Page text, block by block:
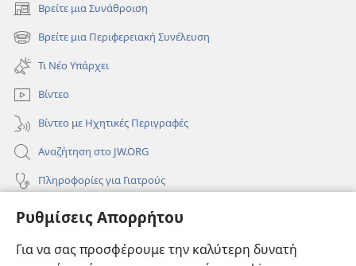
Ρυθμίσεις Απορρήτου
Για να σας προσφέρουμε την καλύτερη δυνατή
Βρείτε μια Συνάθροιση
(ανοίγει
νέο
παράθυρο)
Βρείτε μια Περιφερειακή Συνέλευση
(ανοίγει
νέο
παράθυρο)
Τι Νέο Υπάρχει
Βίντεο
Βίντεο με Ηχητικές Περιγραφές
Αναζήτηση στο JW.ORG
Πληροφορίες για Γιατρούς
Πληροφορίες για Επίσημους Φορείς και ΜΜΕ